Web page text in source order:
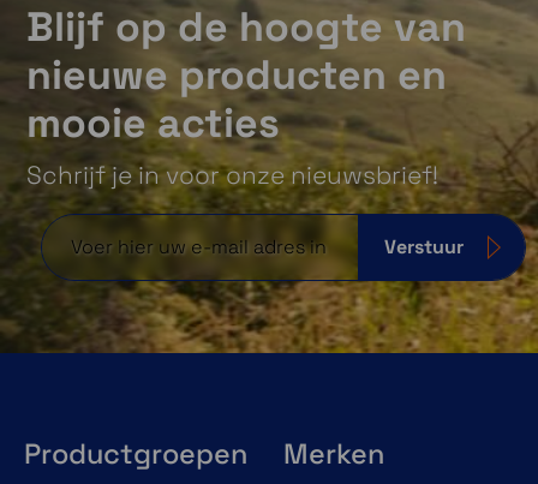
Blijf op de hoogte van
nieuwe producten en
mooie acties
Schrijf je in voor onze nieuwsbrief!
Verstuur
Productgroepen Merken